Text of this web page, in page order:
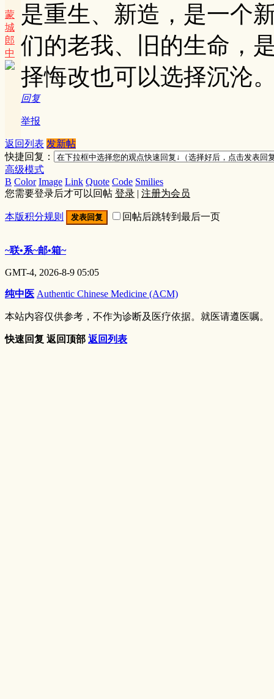
蒙
城
郎
中
是重生、新造，是一个
们的老我、旧的生命，
择悔改也可以选择沉沦
回复
举报
返回列表 发新帖
快捷回复：
高级模式
B Color Image Link Quote Code Smilies
您需要登录后才可以回帖 登录 | 注册为会员
本版积分规则 发表回复 回帖后跳转到最后一页
~联•系~邮•箱~
GMT-4, 2026-8-9 05:05
纯中医 Authentic Chinese Medicine (ACM)
本站内容仅供参考，不作为诊断及医疗依据。就医请遵医嘱。
快速回复 返回顶部 返回列表